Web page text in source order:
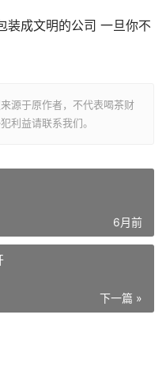
装成文明的公司 一旦你不
源于原作者，不代表喝茶财
利益请联系我们。
6月前
下一篇 »